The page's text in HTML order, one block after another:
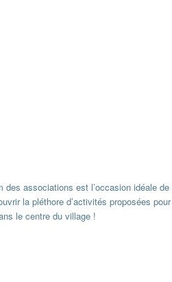
associations est l’occasion idéale de
la pléthore d’activités proposées pour
le centre du village !